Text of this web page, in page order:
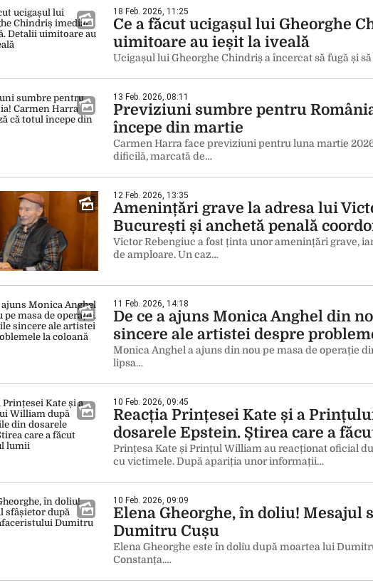
18 Feb. 2026, 11:25
Ce a făcut ucigașul lui Gheorghe
uimitoare au ieșit la iveală
Ucigașul lui Gheorghe Chindriș a încercat să fugă și
13 Feb. 2026, 08:11
Previziuni sumbre pentru
începe din martie
Carmen Harra face previziuni pentru luna martie
dificilă, marcată de…
12 Feb. 2026, 13:35
Amenințări grave la adresa lui
București și anchetă penală
Victor Rebengiuc a fost ținta unor amenințări grave,
de amploare. Un caz…
11 Feb. 2026, 14:18
De ce a ajuns Monica Anghel din
sincere ale artistei despre
Monica Anghel a ajuns din nou pe masa de operație
lipsa…
10 Feb. 2026, 09:45
Reacția Prințesei Kate și a
dosarele Epstein. Știrea care a
Prințesa Kate și Prințul William au reacționat oficial
cu victimele. După apariția unor informații…
10 Feb. 2026, 09:09
Elena Gheorghe, în doliu!
Dumitru Cușu
Elena Gheorghe este în doliu după moartea lui
Constanța.…